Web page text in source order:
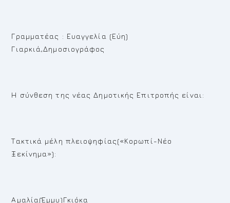
Γραμματέας : Ευαγγελία (Εύη)
Γιαρκιά,Δημοσιογράφος
Η σύνθεση της νέας Δημοτικής Επιτροπής είναι:
Τακτικά μέλη πλειοψηφίας(«Κορωπί-Νέο
Ξεκίνημα»):
Αμαλία(Έμμυ)Γκιόκα